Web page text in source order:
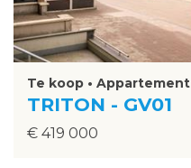
Te koop • Appartement
TRITON - GV01
€ 419 000